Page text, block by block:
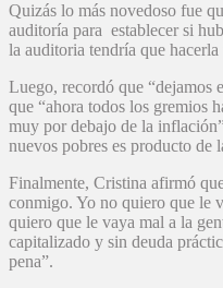
Quizás lo más novedoso fue
auditoría para establecer si
la auditoria tendría que
Luego, recordó que “dejamos
que “ahora todos los gremios
muy por debajo de la
nuevos pobres es producto de
Finalmente, Cristina afirmó
conmigo. Yo no quiero que le
quiero que le vaya mal a la
capitalizado y sin deuda
pena”.